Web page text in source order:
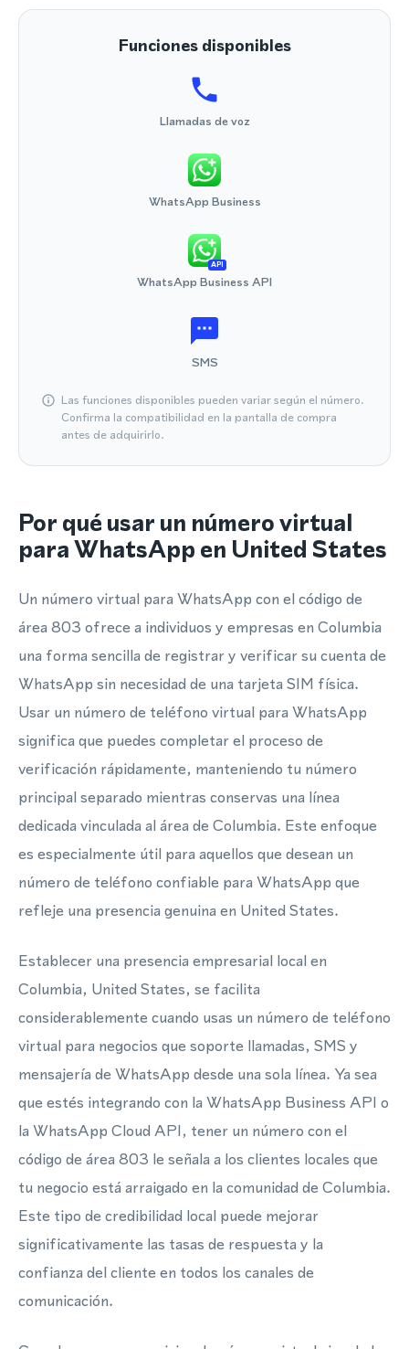
Funciones disponibles
Llamadas de voz
WhatsApp Business
API
WhatsApp Business API
SMS
Las funciones disponibles pueden variar según el número.
Confirma la compatibilidad en la pantalla de compra
antes de adquirirlo.
Por qué usar un número virtual
para WhatsApp en United States
Un número virtual para WhatsApp con el código de
área 803 ofrece a individuos y empresas en Columbia
una forma sencilla de registrar y verificar su cuenta de
WhatsApp sin necesidad de una tarjeta SIM física.
Usar un número de teléfono virtual para WhatsApp
significa que puedes completar el proceso de
verificación rápidamente, manteniendo tu número
principal separado mientras conservas una línea
dedicada vinculada al área de Columbia. Este enfoque
es especialmente útil para aquellos que desean un
número de teléfono confiable para WhatsApp que
refleje una presencia genuina en United States.
Establecer una presencia empresarial local en
Columbia, United States, se facilita
considerablemente cuando usas un número de teléfono
virtual para negocios que soporte llamadas, SMS y
mensajería de WhatsApp desde una sola línea. Ya sea
que estés integrando con la WhatsApp Business API o
la WhatsApp Cloud API, tener un número con el
código de área 803 le señala a los clientes locales que
tu negocio está arraigado en la comunidad de Columbia.
Este tipo de credibilidad local puede mejorar
significativamente las tasas de respuesta y la
confianza del cliente en todos los canales de
comunicación.